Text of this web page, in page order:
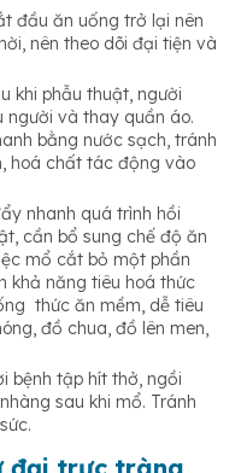
đầu ăn uống trở lại nên
nên theo dõi đại tiện và
khi phẫu thuật, người
người và thay quần áo.
bằng nước sạch, tránh
hoá chất tác động vào
nhanh quá trình hồi
cần bổ sung chế độ ăn
mổ cắt bỏ một phần
khả năng tiêu hoá thức
thức ăn mềm, dễ tiêu
đồ chua, đồ lên men,
bệnh tập hít thở, ngồi
sau khi mổ. Tránh